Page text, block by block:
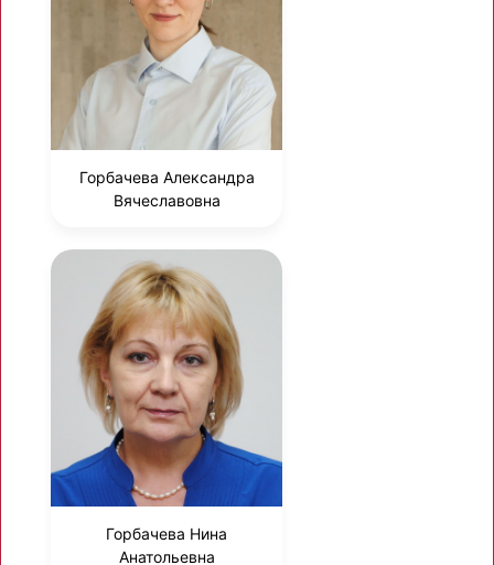
Горбачева Александра
Вячеславовна
Горбачева Нина
Анатольевна